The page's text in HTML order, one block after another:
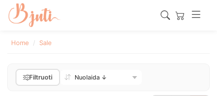
Home Sale
Filtruoti